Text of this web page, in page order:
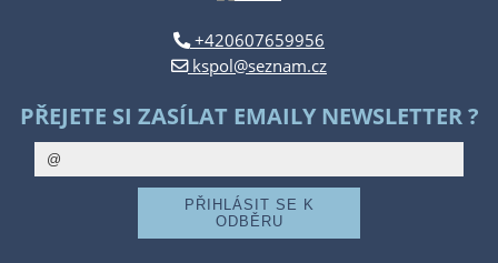
+420607659956
kspol@seznam.cz
PŘEJETE SI ZASÍLAT EMAILY NEWSLETTER ?